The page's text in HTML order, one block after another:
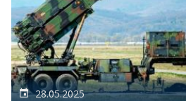
28.05.2025